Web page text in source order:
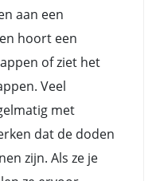
aan een
hoort een
of ziet het
Veel
met
dat de doden
zijn. Als ze je